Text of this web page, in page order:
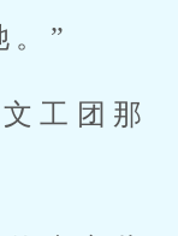
。”
工团那